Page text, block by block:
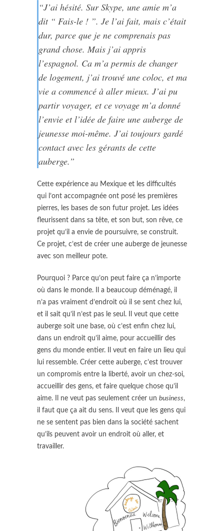
“J’ai hésité. Sur Skype, une amie m’a
dit “ Fais-le ! ”. Je l’ai fait, mais c’était
dur, parce que je ne comprenais pas
grand chose. Mais j’ai appris
l’espagnol. Ca m’a permis de changer
de logement, j’ai trouvé une coloc, et ma
vie a commencé à aller mieux. J’ai pu
partir voyager, et ce voyage m’a donné
l’envie et l’idée de faire une auberge de
jeunesse moi-même. J’ai toujours gardé
contact avec les gérants de cette
auberge.”
Cette expérience au Mexique et les difficultés
qui l’ont accompagnée ont posé les premières
pierres, les bases de son futur projet. Les idées
fleurissent dans sa tête, et son but, son rêve, ce
projet qu’il a envie de poursuivre, se construit.
Ce projet, c’est de créer une auberge de jeunesse
avec son meilleur pote.
Pourquoi ? Parce qu’on peut faire ça n’importe
où dans le monde. Il a beaucoup déménagé, il
n’a pas vraiment d’endroit où il se sent chez lui,
et il sait qu’il n’est pas le seul. Il veut que cette
auberge soit une base, où c’est enfin chez lui,
dans un endroit qu’il aime, pour accueillir des
gens du monde entier. Il veut en faire un lieu qui
lui ressemble. Créer cette auberge, c’est trouver
un compromis entre la liberté, avoir un chez-soi,
accueillir des gens, et faire quelque chose qu’il
aime. Il ne veut pas seulement créer un business,
il faut que ça ait du sens. Il veut que les gens qui
ne se sentent pas bien dans la société sachent
qu’ils peuvent avoir un endroit où aller, et
travailler.